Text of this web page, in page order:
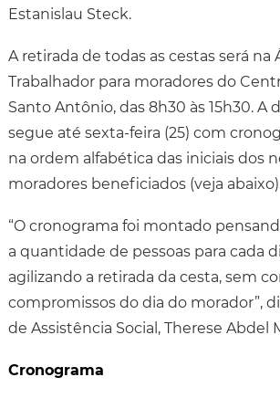
Estanislau Steck.
A retirada de todas as cestas será na
Trabalhador para moradores do
Santo Antônio, das 8h30 às 15h30. A
segue até sexta-feira (25) com
na ordem alfabética das iniciais dos
moradores beneficiados (veja
“O cronograma foi montado
a quantidade de pessoas para cada
agilizando a retirada da cesta, sem
compromissos do dia do morador”,
de Assistência Social, Therese Abdel
Cronograma